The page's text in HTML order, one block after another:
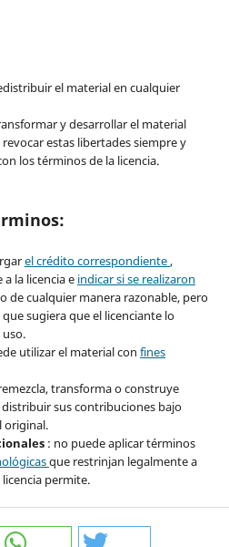
el material en cualquier
y desarrollar el material
estas libertades siempre y
los términos de la licencia.
el crédito correspondiente,
la licencia e indicar si se realizaron
de cualquier manera razonable, pero
sugiera que el licenciante lo
uso.
utilizar el material con fines
transforma o construye
sus contribuciones bajo
original.
: no puede aplicar términos
que restrinjan legalmente a
permite.